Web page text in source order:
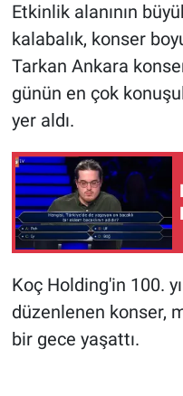
Etkinlik alanının
kalabalık, konser
Tarkan Ankara
günün en çok
yer aldı.
Koç Holding'in 100.
düzenlenen konser,
bir gece yaşattı.